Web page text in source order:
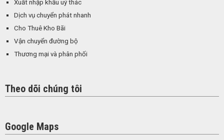
Xuất nhập khẩu uỷ thác
Dịch vụ chuyển phát nhanh
Cho Thuê Kho Bãi
Vận chuyển đường bộ
Thương mại và phân phối
Theo dõi chúng tôi
Google Maps